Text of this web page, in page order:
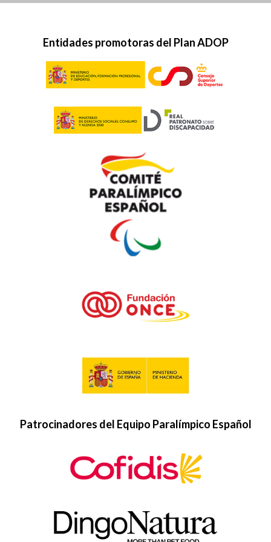
Entidades promotoras del Plan ADOP
Patrocinadores del Equipo Paralímpico Español